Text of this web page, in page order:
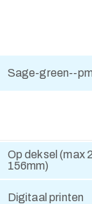
Sage-green--
Op deksel (max
156mm)
Digitaal printen